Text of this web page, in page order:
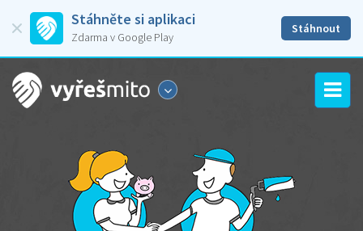
Stáhněte si aplikaci
Zdarma v Google Play
Stáhnout